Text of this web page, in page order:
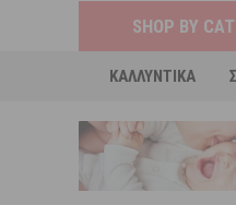
SHOP BY
ΚΑΛΛΥΝΤΙΚΆ